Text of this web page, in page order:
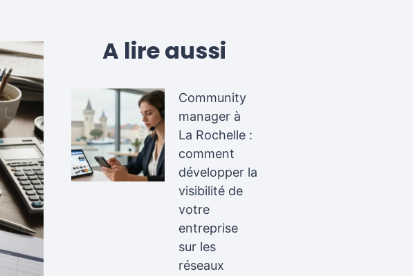
A lire aussi
Community
manager à
La Rochelle :
comment
développer la
visibilité de
votre
entreprise
sur les
réseaux